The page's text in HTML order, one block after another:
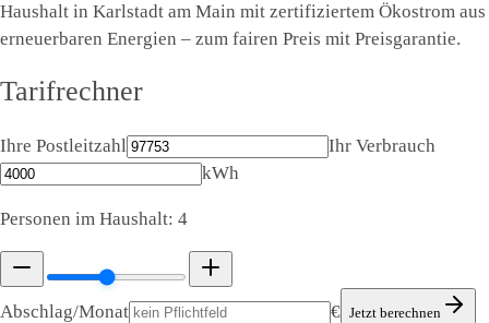
Haushalt in Karlstadt am Main mit zertifiziertem Ökostrom aus
erneuerbaren Energien – zum fairen Preis mit Preisgarantie.
Tarifrechner
Ihre Postleitzahl
Ihr Verbrauch
kWh
Personen im Haushalt: 4
Abschlag/Monat € Jetzt berechnen